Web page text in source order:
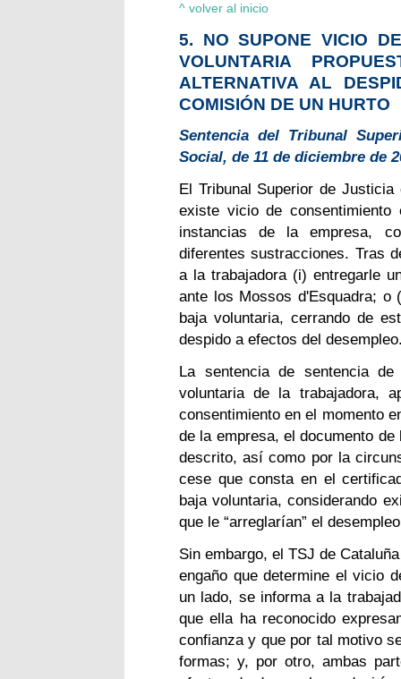
^ volver al inicio
5. NO SUPONE VICIO
VOLUNTARIA
ALTERNATIVA AL
COMISIÓN DE UN HURTO
Sentencia del Tribunal
Social, de 11 de diciembre de
El Tribunal Superior de Justicia
existe vicio de
instancias de la empresa,
diferentes sustracciones. Tras
a la trabajadora (i) entregarle
ante los Mossos d'Esquadra; o
baja voluntaria, cerrando de
despido a efectos del
La sentencia de sentencia
voluntaria de la trabajadora,
consentimiento en el momento
de la empresa, el documento
descrito, así como por la
cese que consta en el
baja voluntaria, considerando
que le “arreglarían” el
Sin embargo, el TSJ de
engaño que determine el vicio
un lado, se informa a la
que ella ha reconocido
confianza y que por tal motivo
formas; y, por otro, ambas